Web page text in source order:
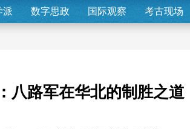
派 数字思政 国际观察 考古现场
八路军在华北的制胜之道